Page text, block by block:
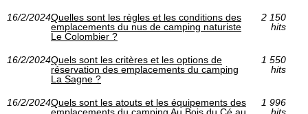
16/2/2024Quelles sont les règles et les conditions des
emplacements du nus de camping naturiste
Le Colombier ?
2 150
hits
16/2/2024Quels sont les critères et les options de
réservation des emplacements du camping
La Sagne ?
1 550
hits
16/2/2024Quels sont les atouts et les équipements des
1 996